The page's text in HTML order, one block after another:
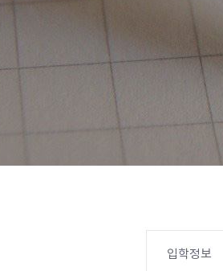
입학정보